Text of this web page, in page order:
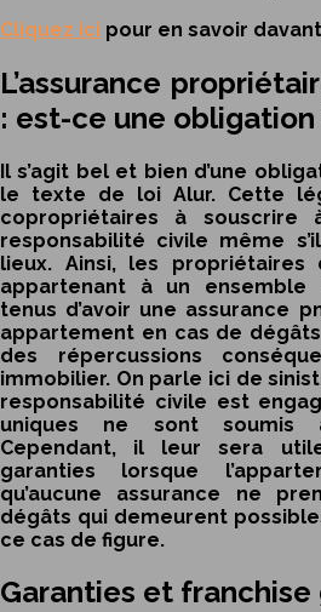
Cliquez ici pour en savoir
L’assurance
: est-ce une obligation
Il s’agit bel et bien d’une
le texte de loi Alur. Cette
copropriétaires à souscrire
responsabilité civile même
lieux. Ainsi, les propriétaires
appartenant à un
tenus d’avoir une assurance
appartement en cas de
des répercussions
immobilier. On parle ici de
responsabilité civile est
uniques ne sont soumis
Cependant, il leur sera
garanties lorsque
qu’aucune assurance ne
dégâts qui demeurent
ce cas de figure.
Garanties et franchise